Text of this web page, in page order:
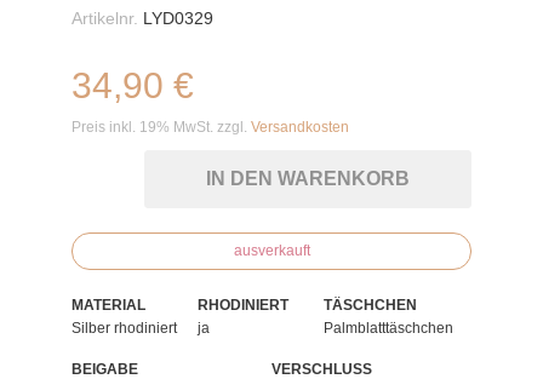
Artikelnr. LYD0329
34,90 €
Preis inkl. 19% MwSt. zzgl. Versandkosten
IN DEN WARENKORB
ausverkauft
MATERIAL
Silber rhodiniert
RHODINIERT
ja
TÄSCHCHEN
Palmblatttäschchen
BEIGABE
VERSCHLUSS